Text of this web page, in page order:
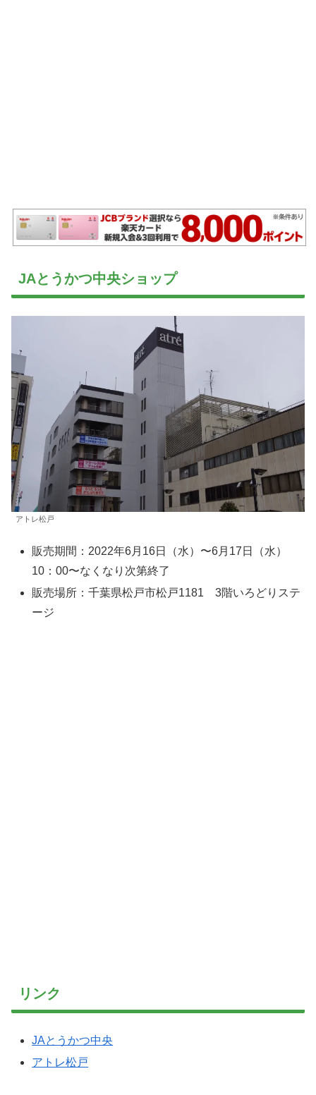
JAとうかつ中央ショップ
アトレ松戸
販売期間：2022年6月16日（水）〜6月17日（水）
10：00〜なくなり次第終了
販売場所：千葉県松戸市松戸1181 3階いろどりステ
ージ
リンク
JAとうかつ中央
アトレ松戸